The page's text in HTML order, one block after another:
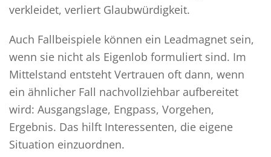
verkleidet, verliert Glaubwürdigkeit.
Auch Fallbeispiele können ein Leadmagnet sein,
wenn sie nicht als Eigenlob formuliert sind. Im
Mittelstand entsteht Vertrauen oft dann, wenn
ein ähnlicher Fall nachvollziehbar aufbereitet
wird: Ausgangslage, Engpass, Vorgehen,
Ergebnis. Das hilft Interessenten, die eigene
Situation einzuordnen.